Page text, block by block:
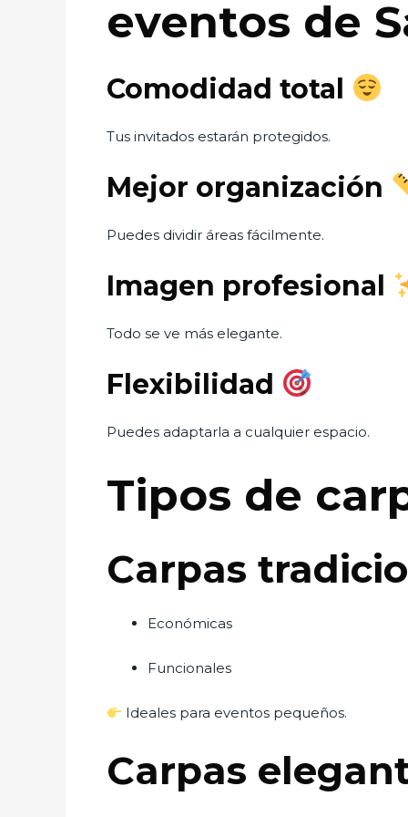
eventos de
Comodidad total
Tus invitados estarán protegidos.
Mejor organización
Puedes dividir áreas fácilmente.
Imagen profesional
Todo se ve más elegante.
Flexibilidad
Puedes adaptarla a cualquier espacio.
Tipos de
Carpas
Económicas
Funcionales
Ideales para eventos pequeños.
Carpas